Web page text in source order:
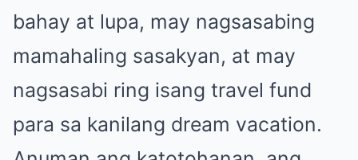
bahay at lupa, may nagsasabing
mamahaling sasakyan, at may
nagsasabi ring isang travel fund
para sa kanilang dream vacation.